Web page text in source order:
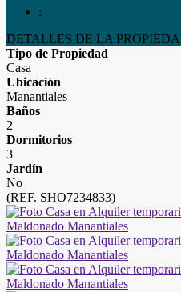
:
DETALLES DE LA
Tipo de Propiedad
Casa
Ubicación
Manantiales
Baños
2
Dormitorios
3
Jardín
No
(REF. SHO7234833)